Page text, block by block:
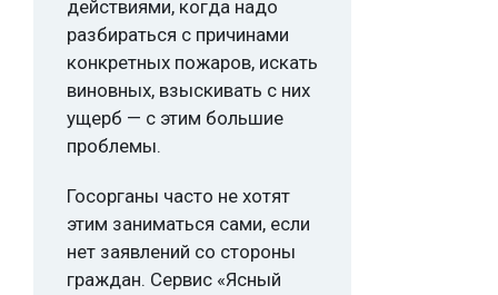
действиями, когда надо
разбираться с причинами
конкретных пожаров, искать
виновных, взыскивать с них
ущерб — с этим большие
проблемы.
Госорганы часто не хотят
этим заниматься сами, если
нет заявлений со стороны
граждан. Сервис «Ясный